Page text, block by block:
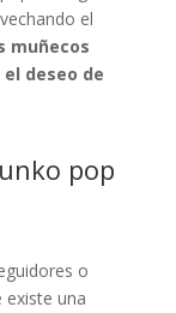
el
muñecos
deseo de
pop
o
una